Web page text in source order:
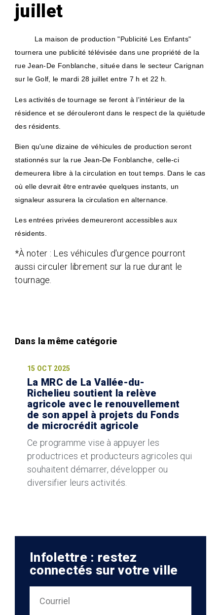
juillet
La maison de production "Publicité Les Enfants"
tournera une publicité télévisée dans une propriété de la
rue Jean-De Fonblanche, située dans le secteur Carignan
sur le Golf, le mardi 28 juillet entre 7 h et 22 h
Les activités de tournage se feront à l'intérieur de la
résidence et se dérouleront dans le respect de la quiétude
des résidents.
Bien qu'une dizaine de véhicules de production seront
stationnés sur la rue Jean-De Fonblanche, celle-ci
demeurera libre à la circulation en tout temps. Dans le cas
où elle devrait être entravée quelques instants, un
signaleur assurera la circulation en alternance.
Les entrées privées demeureront accessibles aux
résidents.
*À noter : Les véhicules d'urgence pourront
aussi circuler librement sur la rue durant le
tournage.
15 OCT 2025
La MRC de La Vallée-du-
Richelieu soutient la relève
agricole avec le renouvellement
de son appel à projets du Fonds
de microcrédit agricole
Ce programme vise à appuyer les
productrices et producteurs agricoles qui
souhaitent démarrer, développer ou
diversifier leurs activités.
Infolettre : restez
connectés sur votre ville